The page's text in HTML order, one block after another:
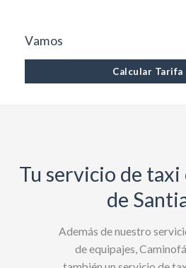
Vamos
Calcular Tarifa
Tu servicio de taxi
de
Además de nuestro
de equipajes,